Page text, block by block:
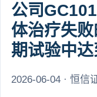
公司
体治疗失
期试验中
2026-06-04 · 恒信